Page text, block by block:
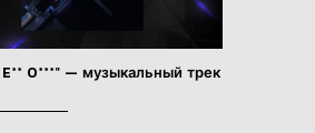
E** O***" — музыкальный трек